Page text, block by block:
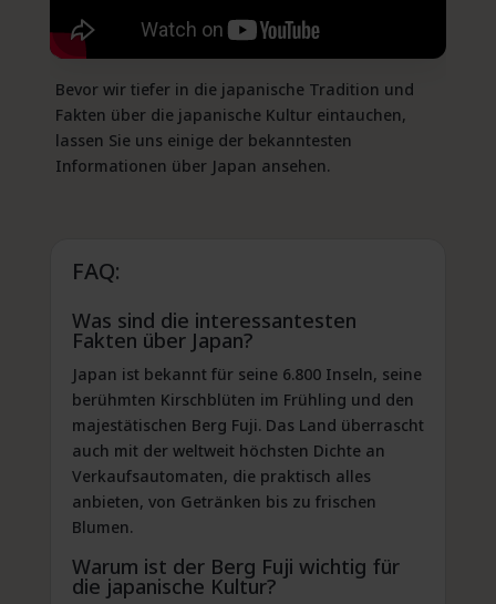
Bevor wir tiefer in die japanische Tradition und
Fakten über die japanische Kultur eintauchen,
lassen Sie uns einige der bekanntesten
Informationen über Japan ansehen.
FAQ:
Was sind die interessantesten
Fakten über Japan?
Japan ist bekannt für seine 6.800 Inseln, seine
berühmten Kirschblüten im Frühling und den
majestätischen Berg Fuji. Das Land überrascht
auch mit der weltweit höchsten Dichte an
Verkaufsautomaten, die praktisch alles
anbieten, von Getränken bis zu frischen
Blumen.
Warum ist der Berg Fuji wichtig für
die japanische Kultur?